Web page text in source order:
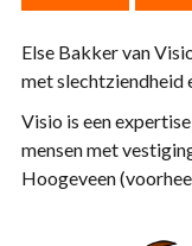
Else Bakker van
met slechtziendheid
Visio is een
mensen met
Hoogeveen